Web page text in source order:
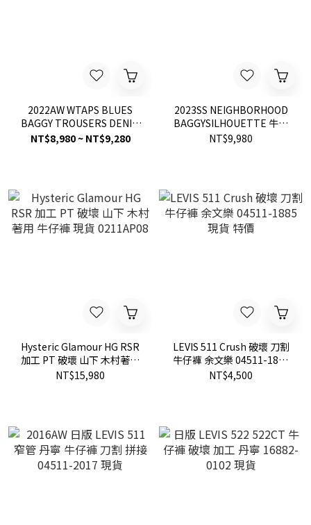
2022AW WTAPS BLUES
BAGGY TROUSERS DENIM
丹寧 牛仔褲 長褲 現貨
NT$8,980 ~ NT$9,280
2023SS NEIGHBORHOOD
BAGGYSILHOUETTE 牛仔
褲 寬鬆 錐形褲 現貨
NT$9,980
Hysteric Glamour HG RSR
加工 PT 破壞 山下 木村著用
牛仔褲 現貨 0211AP08
NT$15,980
LEVIS 511 Crush 破壞 刀割
牛仔褲 余文樂 04511-1885
現貨 特價
NT$4,500